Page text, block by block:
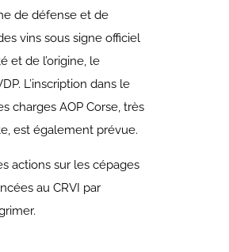
de défense et de
vins sous signe officiel
et de l’origine, le
L’inscription dans le
charges AOP Corse, très
est également prévue.
actions sur les cépages
au CRVI par